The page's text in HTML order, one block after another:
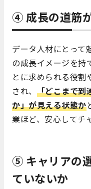
④ 成長の道筋
データ人材にとって
の成長イメージを持
とに求められる役割
され、 「どこまで到
か」が見える状態か
業ほど、安心してチ
⑤ キャリアの
ていないか